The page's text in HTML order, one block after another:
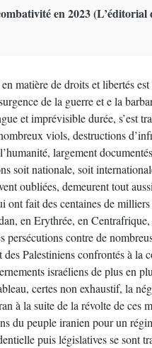
en 2023
en matière de droits et libertés
continent européen. L’agression de l’Ukraine par la
et imprévisible durée, s’est
viols, destructions
largement
soit nationale, soit
oubliées, demeurent tout
ont fait des centaines de
en Erythrée, en
persécutions contre de
des Palestiniens confrontés à
israéliens de plus en
certes non exhaustif, la
à la suite de la révolte de
du peuple iranien pour un
puis législatives se sont